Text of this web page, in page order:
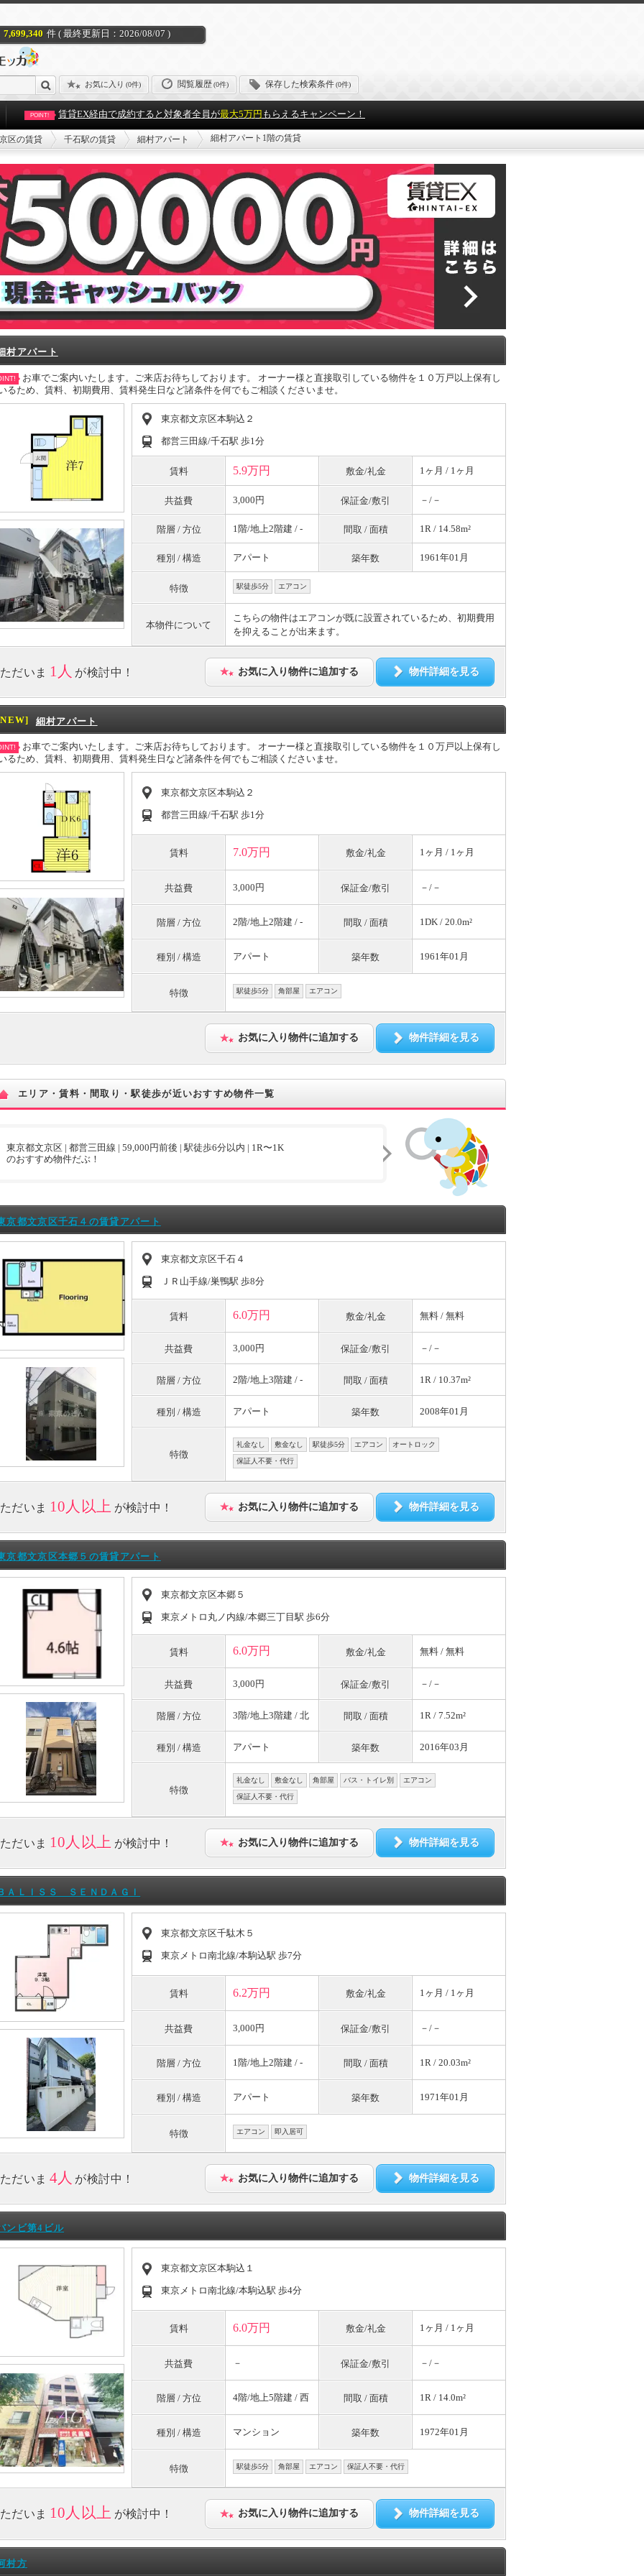
7,699,340 件 ( 最終更新日：2026/08/07 )
お気に入り (0件) 閲覧履歴(0件) 保存した検索条件(0件)
POINT! 賃貸EX経由で成約すると対象者全員が最大5万円 もらえるキャンペーン！
区の賃貸 千石駅の賃貸 細村アパート 細村アパート1階の賃貸
村アパート
お車でご案内いたします。ご来店お待ちしております。 オーナー様と直接取引している物件を１０万戸以上保有し
るため、賃料、初期費用、賃料発生日など諸条件を何でもご相談くださいませ。
東京都文京区本駒込２
都営三田線/千石駅 歩1分
賃料 5.9万円 敷金/礼金 1ヶ月 / 1ヶ月
共益費 3,000円 保証金/敷引 －/－
階層 / 方位 1階/地上2階建 / - 間取 / 面積 1R / 14.58m²
種別 / 構造 アパート 築年数 1961年01月
特徴 駅徒歩5分 エアコン
本物件について
こちらの物件はエアコンが既に設置されているため、初期費用
を抑えることが出来ます。
ただいま 1人 が検討中！ お気に入り物件に追加する 物件詳細を見る
細村アパート
お車でご案内いたします。ご来店お待ちしております。 オーナー様と直接取引している物件を１０万戸以上保有し
るため、賃料、初期費用、賃料発生日など諸条件を何でもご相談くださいませ。
東京都文京区本駒込２
都営三田線/千石駅 歩1分
賃料 7.0万円 敷金/礼金 1ヶ月 / 1ヶ月
共益費 3,000円 保証金/敷引 －/－
階層 / 方位 2階/地上2階建 / - 間取 / 面積 1DK / 20.0m²
種別 / 構造 アパート 築年数 1961年01月
特徴 駅徒歩5分 角部屋 エアコン
お気に入り物件に追加する 物件詳細を見る
エリア・賃料・間取り・駅徒歩が近いおすすめ物件一覧
東京都文京区 | 都営三田線 | 59,000円前後 | 駅徒歩6分以内 | 1R〜1K
のおすすめ物件だぶ！
京都文京区千石４の賃貸アパート
東京都文京区千石４
ＪＲ山手線/巣鴨駅 歩8分
賃料 6.0万円 敷金/礼金 無料 / 無料
共益費 3,000円 保証金/敷引 －/－
階層 / 方位 2階/地上3階建 / - 間取 / 面積 1R / 10.37m²
種別 / 構造 アパート 築年数 2008年01月
特徴
礼金なし 敷金なし 駅徒歩5分 エアコン オートロック
保証人不要・代行
ただいま 10人以上 が検討中！ お気に入り物件に追加する 物件詳細を見る
京都文京区本郷５の賃貸アパート
東京都文京区本郷５
東京メトロ丸ノ内線/本郷三丁目駅 歩6分
賃料 6.0万円 敷金/礼金 無料 / 無料
共益費 3,000円 保証金/敷引 －/－
階層 / 方位 3階/地上3階建 / 北 間取 / 面積 1R / 7.52m²
種別 / 構造 アパート 築年数 2016年03月
特徴
礼金なし 敷金なし 角部屋 バス・トイレ別 エアコン
保証人不要・代行
ただいま 10人以上 が検討中！ お気に入り物件に追加する 物件詳細を見る
ＡＬＩＳＳ ＳＥＮＤＡＧＩ
東京都文京区千駄木５
東京メトロ南北線/本駒込駅 歩7分
賃料 6.2万円 敷金/礼金 1ヶ月 / 1ヶ月
共益費 3,000円 保証金/敷引 －/－
階層 / 方位 1階/地上2階建 / - 間取 / 面積 1R / 20.03m²
種別 / 構造 アパート 築年数 1971年01月
特徴 エアコン 即入居可
ただいま 4人 が検討中！ お気に入り物件に追加する 物件詳細を見る
ンビ第4ビル
東京都文京区本駒込１
東京メトロ南北線/本駒込駅 歩4分
賃料 6.0万円 敷金/礼金 1ヶ月 / 1ヶ月
共益費 － 保証金/敷引 －/－
階層 / 方位 4階/地上5階建 / 西 間取 / 面積 1R / 14.0m²
種別 / 構造 マンション 築年数 1972年01月
特徴 駅徒歩5分 角部屋 エアコン 保証人不要・代行
ただいま 10人以上 が検討中！ お気に入り物件に追加する 物件詳細を見る
村方